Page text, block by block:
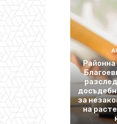
Районна
за
на